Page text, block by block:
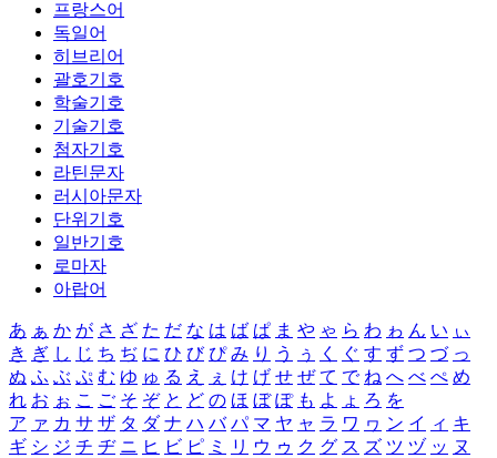
프랑스어
독일어
히브리어
괄호기호
학술기호
기술기호
첨자기호
라틴문자
러시아문자
단위기호
일반기호
로마자
아랍어
あ ぁ か が さ ざ た だ な は ば ぱ ま や ゃ ら わ ゎ ん い ぃ
き ぎ し じ ち ぢ に ひ び ぴ み り う ぅ く ぐ す ず つ づ っ
ぬ ふ ぶ ぷ む ゆ ゅ る え ぇ け げ せ ぜ て で ね へ べ ぺ め
れ お ぉ こ ご そ ぞ と ど の ほ ぼ ぽ も よ ょ ろ を
ア ァ カ サ ザ タ ダ ナ ハ バ パ マ ヤ ャ ラ ワ ヮ ン イ ィ キ
ギ シ ジ チ ヂ ニ ヒ ビ ピ ミ リ ウ ゥ ク グ ス ズ ツ ヅ ッ ヌ